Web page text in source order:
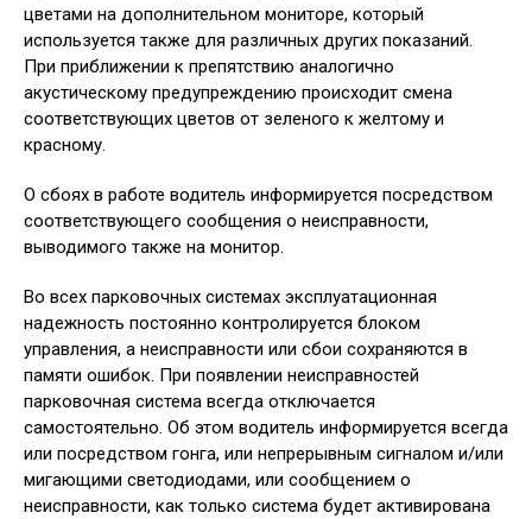
цветами на дополнительном мониторе, который
используется также для различных других показаний.
При приближении к препятствию аналогично
акустическому предупреждению происходит смена
соответствующих цветов от зеленого к желтому и
красному.
О сбоях в работе водитель информируется посредством
соответствующего сообщения о неисправности,
выводимого также на монитор.
Во всех парковочных системах эксплуатационная
надежность постоянно контролируется блоком
управления, а неисправности или сбои сохраняются в
памяти ошибок. При появлении неисправностей
парковочная система всегда отключается
самостоятельно. Об этом водитель информируется всегда
или посредством гонга, или непрерывным сигналом и/или
мигающими светодиодами, или сообщением о
неисправности, как только система будет активирована